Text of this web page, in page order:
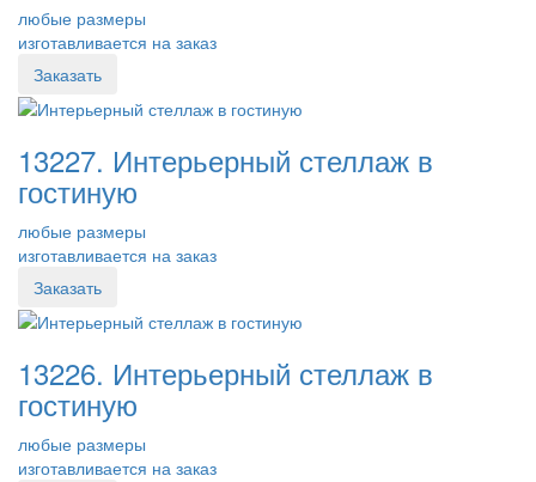
любые размеры
изготавливается на заказ
Заказать
13227. Интерьерный стеллаж в
гостиную
любые размеры
изготавливается на заказ
Заказать
13226. Интерьерный стеллаж в
гостиную
любые размеры
изготавливается на заказ